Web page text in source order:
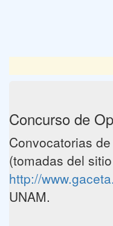
Concurso de
Convocatorias
(tomadas del sitio
http://
UNAM.